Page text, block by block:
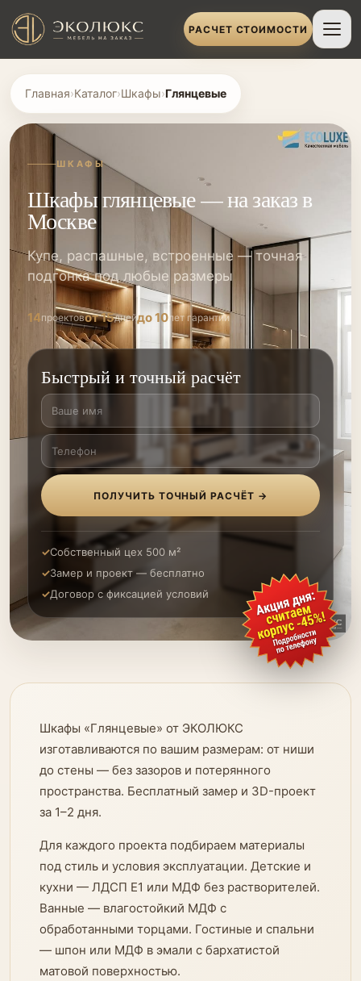
РАСЧЕТ СТОИМОСТИ
Главная›Каталог›Шкафы›Глянцевые
ШКАФЫ
Шкафы глянцевые — на заказ в
Москве
Купе, распашные, встроенные — точная
подгонка под любые размеры
14проектовот 15днейдо 10лет гарантии
Быстрый и точный расчёт
ПОЛУЧИТЬ ТОЧНЫЙ РАСЧЁТ →
Собственный цех 500 м²
Замер и проект — бесплатно
Договор с фиксацией условий
Шкафы «Глянцевые» от ЭКОЛЮКС
изготавливаются по вашим размерам: от ниши
до стены — без зазоров и потерянного
пространства. Бесплатный замер и 3D-проект
за 1–2 дня.
Для каждого проекта подбираем материалы
под стиль и условия эксплуатации. Детские и
кухни — ЛДСП E1 или МДФ без растворителей.
Ванные — влагостойкий МДФ с
обработанными торцами. Гостиные и спальни
— шпон или МДФ в эмали с бархатистой
матовой поверхностью.